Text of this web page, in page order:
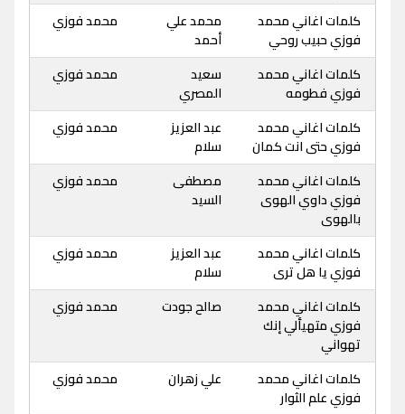
كلمات اغاني محمد
فوزي حبيب روحي
محمد علي
أحمد
محمد فوزي
كلمات اغاني محمد
فوزي فطومه
سعيد
المصري
محمد فوزي
كلمات اغاني محمد
فوزي حتى انت كمان
عبد العزيز
سلام
محمد فوزي
كلمات اغاني محمد
فوزي داوي الهوى
بالهوى
مصطفى
السيد
محمد فوزي
كلمات اغاني محمد
فوزي يا هل ترى
عبد العزيز
سلام
محمد فوزي
كلمات اغاني محمد
فوزي متهيألي إنك
تهواني
صالح جودت محمد فوزي
كلمات اغاني محمد
فوزي علم الثوار
علي زهران محمد فوزي